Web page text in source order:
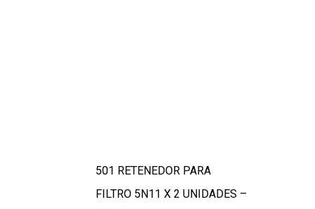
501 RETENEDOR PARA
FILTRO 5N11 X 2 UNIDADES –